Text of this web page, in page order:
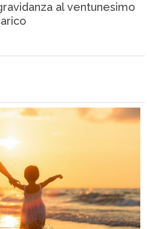
al ventunesimo